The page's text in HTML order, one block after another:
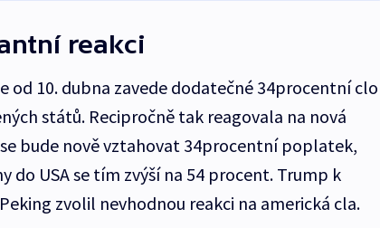
reakci
od 10. dubna zavede dodatečné 34procentní clo
států. Recipročně tak reagovala na nová
bude nově vztahovat 34procentní poplatek,
do USA se tím zvýší na 54 procent. Trump k
zvolil nevhodnou reakci na americká cla.